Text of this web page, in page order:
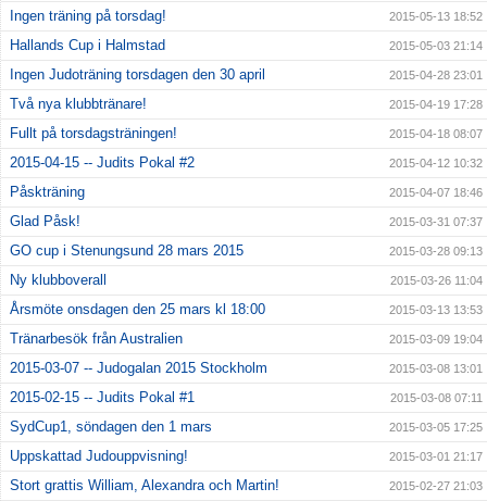
Ingen träning på torsdag! 2015-05-13 18:52
Hallands Cup i Halmstad 2015-05-03 21:14
Ingen Judoträning torsdagen den 30 april 2015-04-28 23:01
Två nya klubbtränare! 2015-04-19 17:28
Fullt på torsdagsträningen! 2015-04-18 08:07
2015-04-15 -- Judits Pokal #2 2015-04-12 10:32
Påskträning 2015-04-07 18:46
Glad Påsk! 2015-03-31 07:37
GO cup i Stenungsund 28 mars 2015 2015-03-28 09:13
Ny klubboverall 2015-03-26 11:04
Årsmöte onsdagen den 25 mars kl 18:00 2015-03-13 13:53
Tränarbesök från Australien 2015-03-09 19:04
2015-03-07 -- Judogalan 2015 Stockholm 2015-03-08 13:01
2015-02-15 -- Judits Pokal #1 2015-03-08 07:11
SydCup1, söndagen den 1 mars 2015-03-05 17:25
Uppskattad Judouppvisning! 2015-03-01 21:17
Stort grattis William, Alexandra och Martin! 2015-02-27 21:03